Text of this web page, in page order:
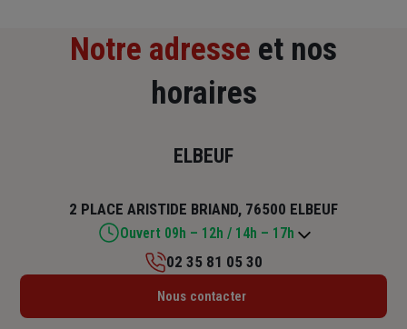
Notre adresse et nos
horaires
ELBEUF
2 PLACE ARISTIDE BRIAND, 76500 ELBEUF
Ouvert 09h – 12h / 14h – 17h
Lundi : Fermé
02 35 81 05 30
Nous contacter